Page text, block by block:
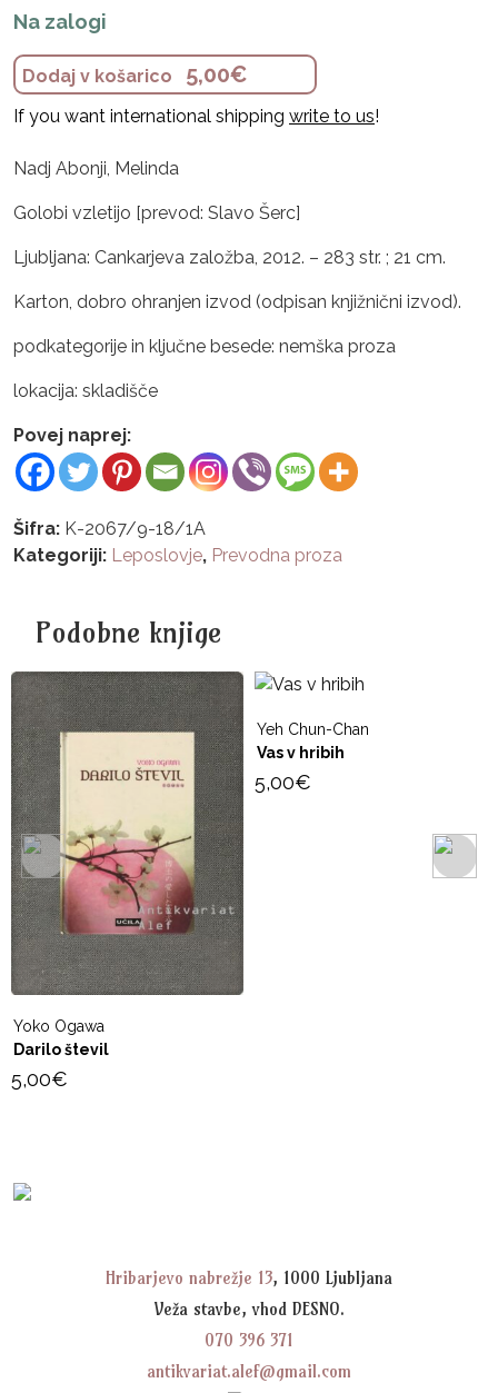
Na zalogi
Dodaj v košarico 5,00€
If you want international shipping write to us!
Nadj Abonji, Melinda
Golobi vzletijo [prevod: Slavo Šerc]
Ljubljana: Cankarjeva založba, 2012. – 283 str. ; 21 cm.
Karton, dobro ohranjen izvod (odpisan knjižnični izvod).
podkategorije in ključne besede: nemška proza
lokacija: skladišče
Povej naprej:
Šifra: K-2067/9-18/1A
Kategoriji: Leposlovje, Prevodna proza
Podobne knjige
Yoko Ogawa
Darilo števil
5,00€
Yeh Chun-Chan
Vas v hribih
5,00€
Hribarjevo nabrežje 13, 1000 Ljubljana
Veža stavbe, vhod DESNO.
070 396 371
antikvariat.alef@gmail.com